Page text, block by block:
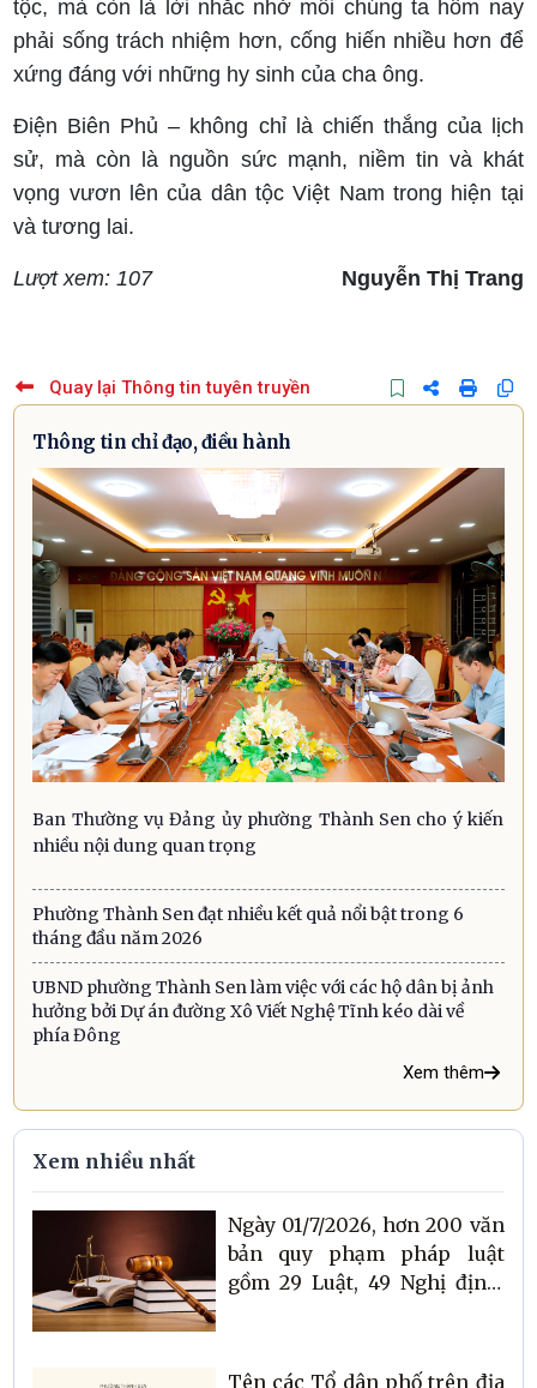
tộc, mà còn là lời nhắc nhở mỗi chúng ta hôm nay
phải sống trách nhiệm hơn, cống hiến nhiều hơn để
xứng đáng với những hy sinh của cha ông.
Điện Biên Phủ – không chỉ là chiến thắng của lịch
sử, mà còn là nguồn sức mạnh, niềm tin và khát
vọng vươn lên của dân tộc Việt Nam trong hiện tại
và tương lai.
Lượt xem: 107 Nguyễn Thị Trang
Quay lại Thông tin tuyên truyền
Thông tin chỉ đạo, điều hành
Ban Thường vụ Đảng ủy phường Thành Sen cho ý kiến
nhiều nội dung quan trọng
Phường Thành Sen đạt nhiều kết quả nổi bật trong 6
tháng đầu năm 2026
UBND phường Thành Sen làm việc với các hộ dân bị ảnh
hưởng bởi Dự án đường Xô Viết Nghệ Tĩnh kéo dài về
phía Đông
Xem thêm
Xem nhiều nhất
Ngày 01/7/2026, hơn 200 văn
bản quy phạm pháp luật
gồm 29 Luật, 49 Nghị định,
Tên các Tổ dân phố trên địa